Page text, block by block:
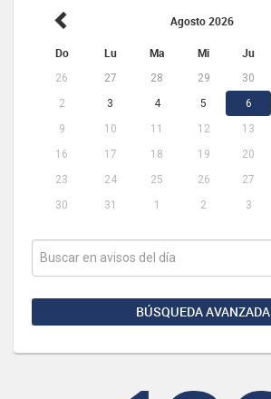
Agosto 2026
Do Lu Ma Mi Ju
26 27 28 29 30
2
3 4 5 6
9
10 11 12 13
16
17 18 19 20
23
24 25 26 27
30
31 1 2 3
BÚSQUEDA AVANZADA